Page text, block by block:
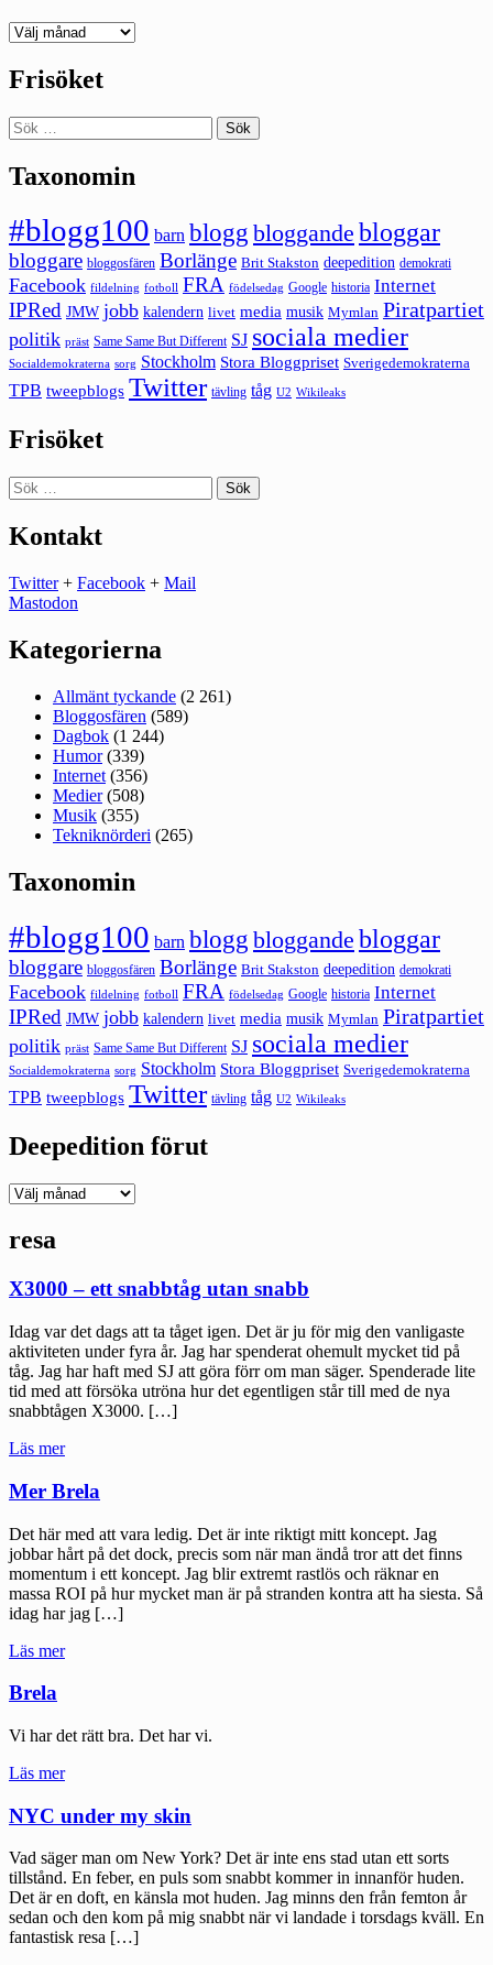
Deepedition
Frisöket
Sök
efter:
Taxonomin
#blogg100 barn blogg bloggande bloggar
bloggare bloggosfären Borlänge Brit Stakston deepedition demokrati
Facebook fildelning fotboll FRA födelsedag Google historia Internet
IPRed JMW jobb kalendern livet media musik Mymlan Piratpartiet
politik präst Same Same But Different SJ sociala medier
Socialdemokraterna sorg Stockholm Stora Bloggpriset Sverigedemokraterna
TPB tweepblogs Twitter tävling tåg U2 Wikileaks
Frisöket
Sök
efter:
Kontakt
Twitter+ Facebook + Mail
Mastodon
Kategorierna
Allmänt tyckande (2 261)
Bloggosfären (589)
Dagbok (1 244)
Humor(339)
Internet (356)
Medier(508)
Musik (355)
Tekniknörderi (265)
Taxonomin
#blogg100 barn blogg bloggande bloggar
bloggare bloggosfären Borlänge Brit Stakston deepedition demokrati
Facebook fildelning fotboll FRA födelsedag Google historia Internet
IPRed JMW jobb kalendern livet media musik Mymlan Piratpartiet
politik präst Same Same But Different SJ sociala medier
Socialdemokraterna sorg Stockholm Stora Bloggpriset Sverigedemokraterna
TPB tweepblogs Twitter tävling tåg U2 Wikileaks
Deepedition förut
Deepedition
resa
X3000 – ett snabbtåg utan snabb
Idag var det dags att ta tåget igen. Det är ju för mig den vanligaste
aktiviteten under fyra år. Jag har spenderat ohemult mycket tid på
tåg. Jag har haft med SJ att göra förr om man säger. Spenderade lite
tid med att försöka utröna hur det egentligen står till med de nya
snabbtågen X3000. […]
Läs mer"X3000
ett
snabbtåg
utan
snabb"
Mer Brela
Det här med att vara ledig. Det är inte riktigt mitt koncept. Jag
jobbar hårt på det dock, precis som när man ändå tror att det finns
momentum i ett koncept. Jag blir extremt rastlös och räknar en
massa ROI på hur mycket man är på stranden kontra att ha siesta. Så
idag har jag […]
Läs mer"Mer
Brela
Vi har det rätt bra. Det har vi.
Läs mer"Brela"
NYC under my skin
Vad säger man om New York? Det är inte ens stad utan ett sorts
tillstånd. En feber, en puls som snabbt kommer in innanför huden.
Det är en doft, en känsla mot huden. Jag minns den från femton år
sedan och den kom på mig snabbt när vi landade i torsdags kväll. En
fantastisk resa […]